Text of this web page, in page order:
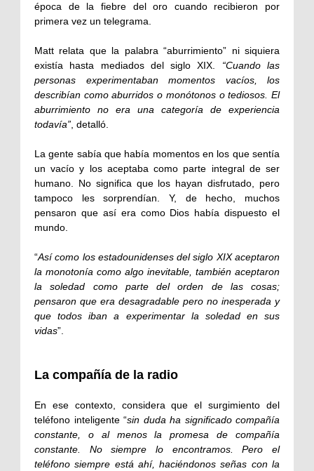
época de la fiebre del oro cuando recibieron por
primera vez un telegrama.
Matt relata que la palabra “aburrimiento” ni siquiera
existía hasta mediados del siglo XIX. “Cuando las
personas experimentaban momentos vacíos, los
describían como aburridos o monótonos o tediosos. El
aburrimiento no era una categoría de experiencia
todavía”, detalló.
La gente sabía que había momentos en los que sentía
un vacío y los aceptaba como parte integral de ser
humano. No significa que los hayan disfrutado, pero
tampoco les sorprendían. Y, de hecho, muchos
pensaron que así era como Dios había dispuesto el
mundo.
“Así como los estadounidenses del siglo XIX aceptaron
la monotonía como algo inevitable, también aceptaron
la soledad como parte del orden de las cosas;
pensaron que era desagradable pero no inesperada y
que todos iban a experimentar la soledad en sus
vidas”.
La compañía de la radio
En ese contexto, considera que el surgimiento del
teléfono inteligente “sin duda ha significado compañía
constante, o al menos la promesa de compañía
constante. No siempre lo encontramos. Pero el
teléfono siempre está ahí, haciéndonos señas con la